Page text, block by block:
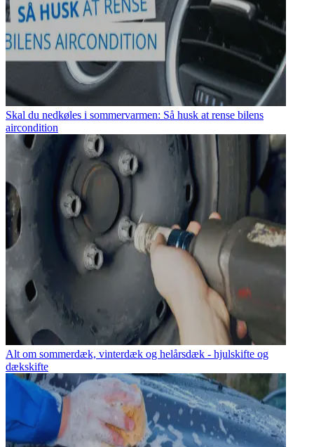
Skal du nedkøles i sommervarmen: Så husk at rense bilens
aircondition
Alt om sommerdæk, vinterdæk og helårsdæk - hjulskifte og
dækskifte